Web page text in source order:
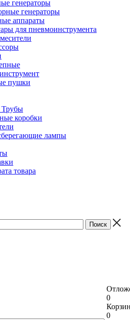
генераторы
генераторы
аппараты
для пневмоинструмента
пушки
Трубы
коробки
лампы
товара
0
0